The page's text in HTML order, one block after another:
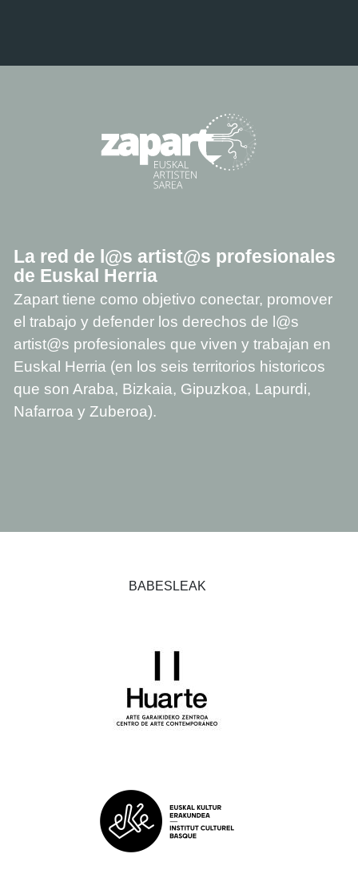
La red de l@s artist@s profesionales
de Euskal Herria
Zapart tiene como objetivo conectar, promover
el trabajo y defender los derechos de l@s
artist@s profesionales que viven y trabajan en
Euskal Herria (en los seis territorios historicos
que son Araba, Bizkaia, Gipuzkoa, Lapurdi,
Nafarroa y Zuberoa).
BABESLEAK